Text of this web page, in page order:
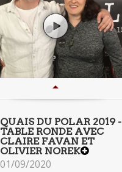
QUAIS DU POLAR 2019 -
TABLE RONDE AVEC
CLAIRE FAVAN ET
OLIVIER NOREK
01/09/2020